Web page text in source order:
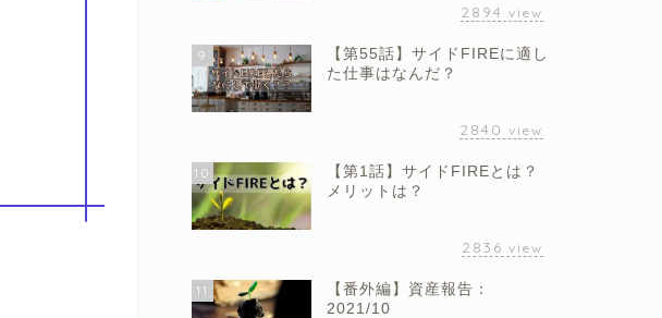
2894 view
9
【第55話】サイドFIREに適し
た仕事はなんだ？
2840 view
10
【第1話】サイドFIREとは？
メリットは？
2836 view
11
【番外編】資産報告：
2021/10